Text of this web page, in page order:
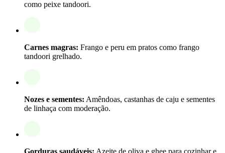
como peixe tandoori.
Carnes magras: Frango e peru em pratos como frango
tandoori grelhado.
Nozes e sementes: Amêndoas, castanhas de caju e sementes
de linhaça com moderação.